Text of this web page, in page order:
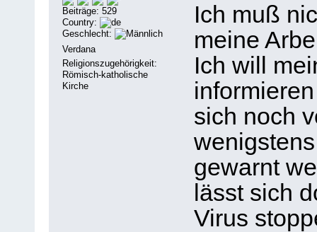
Beiträge: 529
Country:
Geschlecht:
Verdana
Religionszugehörigkeit:
Römisch-katholische
Kirche
Ich muß
meine
Ich will
sich noch
wenigstens
gewarnt
lässt sich
Virus